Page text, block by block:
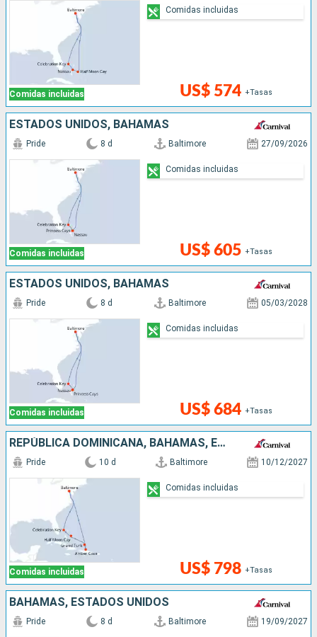
Comidas incluidas US$ 574 +Tasas
Comidas incluidas
ESTADOS UNIDOS, BAHAMAS
Comidas incluidas
Pride 8 d Baltimore 27/09/2026
US$ 605 +Tasas
Comidas incluidas
ESTADOS UNIDOS, BAHAMAS
Comidas incluidas
Pride 8 d Baltimore 05/03/2028
US$ 684 +Tasas
Comidas incluidas
REPÚBLICA DOMINICANA, BAHAMAS, ESTADOS UNIDOS
Comidas incluidas
Pride 10 d Baltimore 10/12/2027
US$ 798 +Tasas
Comidas incluidas
BAHAMAS, ESTADOS UNIDOS
Pride 8 d Baltimore 19/09/2027